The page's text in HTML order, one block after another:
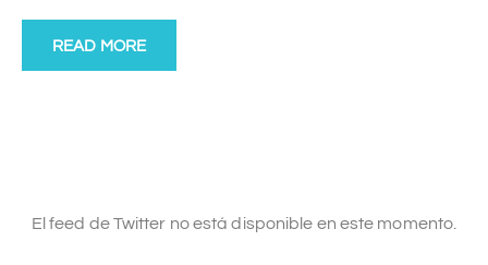
READ MORE
El feed de Twitter no está disponible en este momento.